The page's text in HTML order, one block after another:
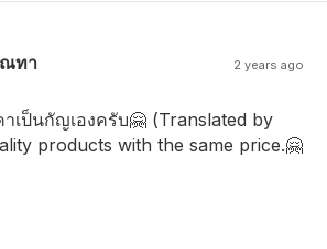
ณทา 2 years ago
ป็นกัญเองครับ🤗 (Translated by
products with the same price.🤗